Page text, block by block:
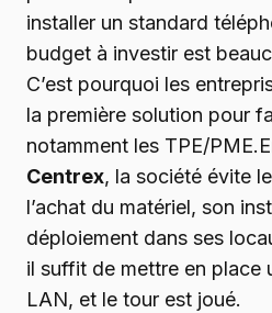
installer un standard
budget à investir est
C’est pourquoi les
la première solution pour
notamment les TPE/
Centrex, la société évite
l’achat du matériel, son
déploiement dans ses
il suffit de mettre en place
LAN, et le tour est joué.